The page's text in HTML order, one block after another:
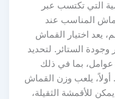
التي تكتسب عبر
المناسب عند
اختيار القماش
الستائر. لتحديد
بما في ذلك
يلعب وزن القماش
للأقمشة الثقيلة،